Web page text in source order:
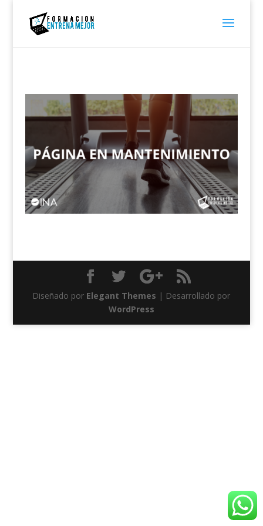
Diseñado por Elegant Themes | Desarrollado por
WordPress